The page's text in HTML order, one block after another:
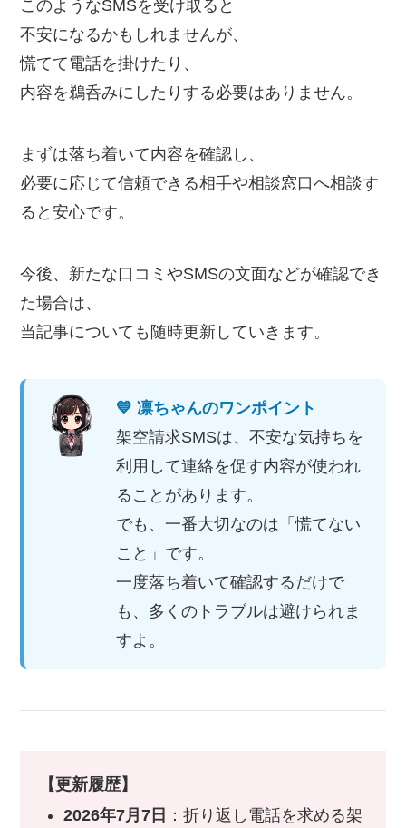
このようなSMSを受け取ると
不安になるかもしれませんが、
慌てて電話を掛けたり、
内容を鵜呑みにしたりする必要はありません。
まずは落ち着いて内容を確認し、
必要に応じて信頼できる相手や相談窓口へ相談す
ると安心です。
今後、新たな口コミやSMSの文面などが確認でき
た場合は、
当記事についても随時更新していきます。
💙 凛ちゃんのワンポイント
架空請求SMSは、不安な気持ちを
利用して連絡を促す内容が使われ
ることがあります。
でも、一番大切なのは「慌てない
こと」です。
一度落ち着いて確認するだけで
も、多くのトラブルは避けられま
すよ。
【更新履歴】
2026年7月7日 ：折り返し電話を求める架